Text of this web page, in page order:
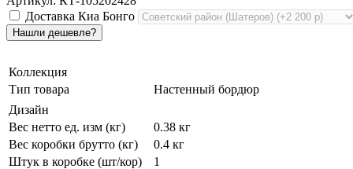
Доставка Киа Бонго
Коллекция
Тип товара
Настенный бордюр
Дизайн
Вес нетто ед. изм (кг)
0.38 кг
Вес коробки брутто (кг)
0.4 кг
Штук в коробке (шт/кор)
1